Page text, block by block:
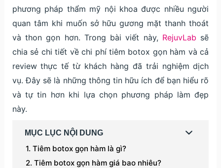
phương pháp thẩm mỹ nội khoa được nhiều người
quan tâm khi muốn sở hữu gương mặt thanh thoát
và thon gọn hơn. Trong bài viết này, RejuvLab sẽ
chia sẻ chi tiết về chi phí tiêm botox gọn hàm và cả
review thực tế từ khách hàng đã trải nghiệm dịch
vụ. Đây sẽ là những thông tin hữu ích để bạn hiểu rõ
và tự tin hơn khi lựa chọn phương pháp làm đẹp
này.
MỤC LỤC NỘI DUNG
Tiêm botox gọn hàm là gì?
Tiêm botox gọn hàm giá bao nhiêu?